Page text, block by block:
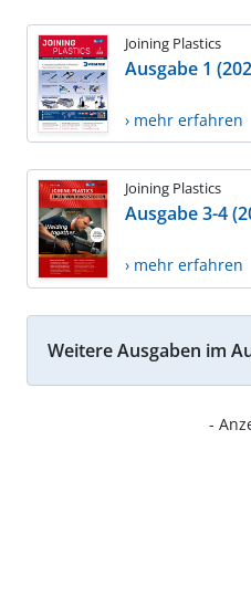
Joining Plastics
Ausgabe 1
› mehr erfahren
Joining Plastics
Ausgabe 3-4
› mehr erfahren
Weitere Ausgaben im
-